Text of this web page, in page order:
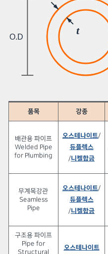
O.D t
품목 강종
배관용 파이프
Welded Pipe
for Plumbing
오스테나이트/
듀플렉스
/니켈합금
무계목강관
Seamless
Pipe
오스테나이트/
듀플렉스
/니켈합금
구조용 파이프
Pipe for
Structural
오스테나이트